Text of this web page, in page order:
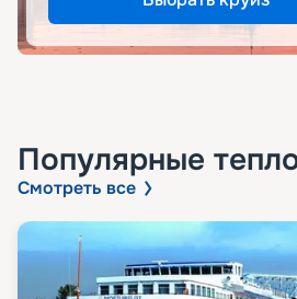
Популярные
Смотреть все